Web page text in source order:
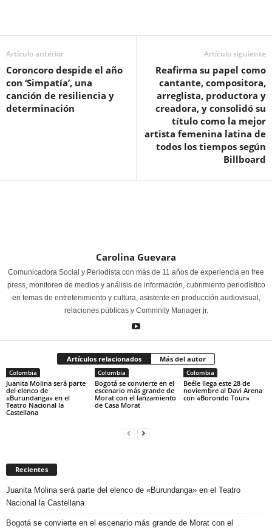
Artículo anterior
Coroncoro despide el año
con ‘Simpatía’, una
canción de resiliencia y
determinación
Artículo siguiente
Reafirma su papel como
cantante, compositora,
arreglista, productora y
creadora, y consolidó su
título como la mejor
artista femenina latina de
todos los tiempos según
Billboard
Carolina Guevara
Comunicadora Social y Periodista con más de 11 años de experiencia en free
press, monitoreo de medios y análisis de información, cubrimiento periodístico
en temas de entretenimiento y cultura, asistente en producción audiovisual,
relaciones públicas y Commnity Manager jr.
Artículos relacionados Más del autor
Colombia
Juanita Molina será parte
del elenco de
«Burundanga» en el
Teatro Nacional la
Castellana
Colombia
Bogotá se convierte en el
escenario más grande de
Morat con el lanzamiento
de Casa Morat
Colombia
Beéle llega este 28 de
noviembre al Davi Arena
con «Borondo Tour»
Recientes
Juanita Molina será parte del elenco de «Burundanga» en el Teatro
Nacional la Castellana
Bogotá se convierte en el escenario más grande de Morat con el